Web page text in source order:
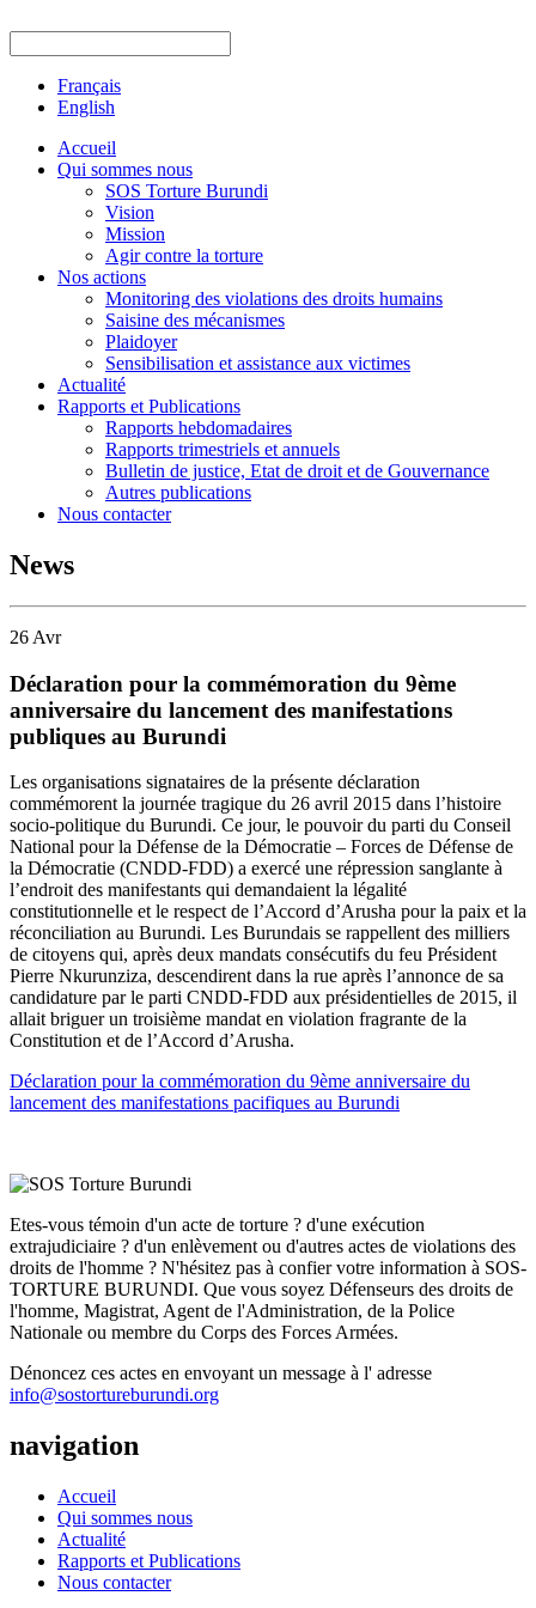
Français
English
Accueil
Qui sommes nous
SOS Torture Burundi
Vision
Mission
Agir contre la torture
Nos actions
Monitoring des violations des droits humains
Saisine des mécanismes
Plaidoyer
Sensibilisation et assistance aux victimes
Actualité
Rapports et Publications
Rapports hebdomadaires
Rapports trimestriels et annuels
Bulletin de justice, Etat de droit et de Gouvernance
Autres publications
Nous contacter
News
26 Avr
Déclaration pour la commémoration du 9ème
anniversaire du lancement des manifestations
publiques au Burundi
Les organisations signataires de la présente déclaration
commémorent la journée tragique du 26 avril 2015 dans l’histoire
socio-politique du Burundi. Ce jour, le pouvoir du parti du Conseil
National pour la Défense de la Démocratie – Forces de Défense de
la Démocratie (CNDD-FDD) a exercé une répression sanglante à
l’endroit des manifestants qui demandaient la légalité
constitutionnelle et le respect de l’Accord d’Arusha pour la paix et la
réconciliation au Burundi. Les Burundais se rappellent des milliers
de citoyens qui, après deux mandats consécutifs du feu Président
Pierre Nkurunziza, descendirent dans la rue après l’annonce de sa
candidature par le parti CNDD-FDD aux présidentielles de 2015, il
allait briguer un troisième mandat en violation fragrante de la
Constitution et de l’Accord d’Arusha.
Déclaration pour la commémoration du 9ème anniversaire du
lancement des manifestations pacifiques au Burundi
Etes-vous témoin d'un acte de torture ? d'une exécution
extrajudiciaire ? d'un enlèvement ou d'autres actes de violations des
droits de l'homme ? N'hésitez pas à confier votre information à SOS-
TORTURE BURUNDI. Que vous soyez Défenseurs des droits de
l'homme, Magistrat, Agent de l'Administration, de la Police
Nationale ou membre du Corps des Forces Armées.
Dénoncez ces actes en envoyant un message à l' adresse
info@sostortureburundi.org
navigation
Accueil
Qui sommes nous
Actualité
Rapports et Publications
Nous contacter